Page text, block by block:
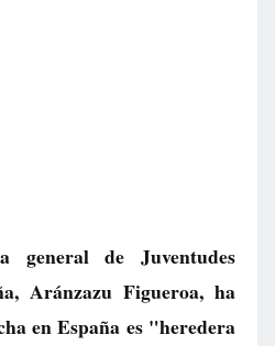
general de Juventudes
Aránzazu Figueroa, ha
en España es "heredera